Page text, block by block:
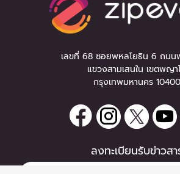
เลขที่ 68 ซอยพหลโยธิน 6 ถนน
แขวงสามเสนใน เขตพญา
กรุงเทพมหานคร 10400
ลงทะเบียนรับข่าวสา